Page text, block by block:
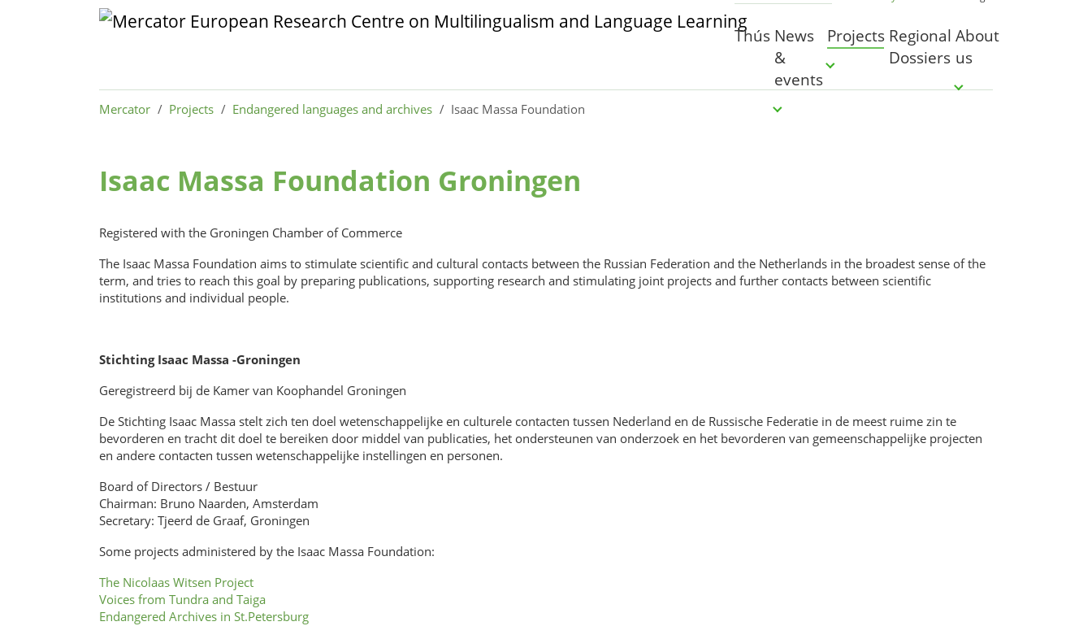
Skip to main content
Skip to page footer
Thús News
&
events
Submenu for "News & events"
Projects
Submenu for "Projects"
Regional
Dossiers
About
us
Submenu for "About
Mercator Projects Endangered languages and archives Isaac Massa Foundation
Isaac Massa Foundation Groningen
Registered with the Groningen Chamber of Commerce
The Isaac Massa Foundation aims to stimulate scientific and cultural contacts between the Russian Federation and the Netherlands in the broadest sense of the
term, and tries to reach this goal by preparing publications, supporting research and stimulating joint projects and further contacts between scientific
institutions and individual people.
Stichting Isaac Massa -Groningen
Geregistreerd bij de Kamer van Koophandel Groningen
De Stichting Isaac Massa stelt zich ten doel wetenschappelijke en culturele contacten tussen Nederland en de Russische Federatie in de meest ruime zin te
bevorderen en tracht dit doel te bereiken door middel van publicaties, het ondersteunen van onderzoek en het bevorderen van gemeenschappelijke projecten
en andere contacten tussen wetenschappelijke instellingen en personen.
Board of Directors / Bestuur
Chairman: Bruno Naarden, Amsterdam
Secretary: Tjeerd de Graaf, Groningen
Some projects administered by the Isaac Massa Foundation:
The Nicolaas Witsen Project
Voices from Tundra and Taiga
Endangered Archives in St.Petersburg